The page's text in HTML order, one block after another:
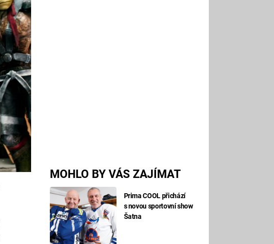
MOHLO BY VÁS ZAJÍMAT
Prima COOL přichází
s novou sportovní show
Šatna